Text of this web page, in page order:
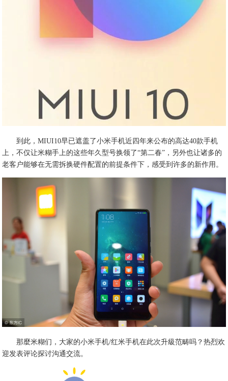
到此，MIUI10早已遮盖了小米手机近四年来公布的高达40款手机
上，不仅让米糊手上的这些年久型号换领了“第二春”，另外也让诸多的
老客户能够在无需拆换硬件配置的前提条件下，感受到许多的新作用。
那麼米糊们，大家的小米手机/红米手机在此次升級范畴吗？热烈欢
迎发表评论探讨沟通交流。